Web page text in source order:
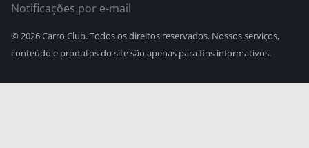
Notificações por e-mail
© 2026 Carro Club. Todos os direitos reservados. Nossos serviços,
conteúdo e produtos do site são apenas para fins informativos.